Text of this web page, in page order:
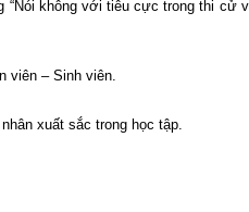
“Nói không với tiêu cực trong thi cử
viên – Sinh viên.
xuất sắc trong học tập.